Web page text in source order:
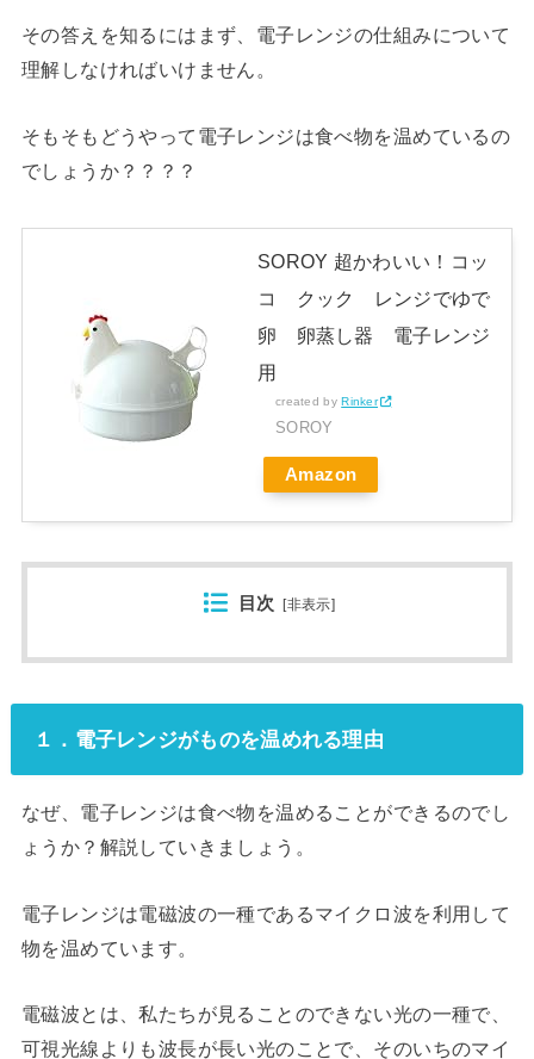
その答えを知るにはまず、電子レンジの仕組みについて
理解しなければいけません。
そもそもどうやって電子レンジは食べ物を温めているの
でしょうか？？？？
SOROY 超かわいい！コッ
コ クック レンジでゆで
卵 卵蒸し器 電子レンジ
用
created byRinker
SOROY
Amazon
目次 [非表示]
１．電子レンジがものを温めれる理由
なぜ、電子レンジは食べ物を温めることができるのでし
ょうか？解説していきましょう。
電子レンジは電磁波の一種であるマイクロ波を利用して
物を温めています。
電磁波とは、私たちが見ることのできない光の一種で、
可視光線よりも波長が長い光のことで、そのいちのマイ